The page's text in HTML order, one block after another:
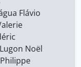
Flávio
Lugon Noël